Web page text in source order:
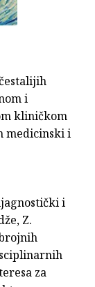
i
kliničkom
medicinski i
i
Z.
za